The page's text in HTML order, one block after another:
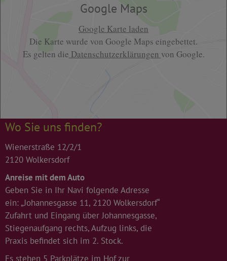
Google Maps
Google Karte laden
Die Karte wurde von Google Maps eingebettet.
Es gelten die Datenschutzerklärungen von Google.
Wo Sie uns finden?
Wienerstraße 12/2/1
2120 Wolkersdorf
Anreise mit dem Auto
Geben Sie in Ihr Navi folgende Adresse
ein: „Johannesgasse 11, 2120 Wolkersdorf“
Zufahrt und Eingang über Johannesgasse,
Stiegenaufgang rechts, Aufzug links, die
Praxis befindet sich im 2. Stock.
Es stehen 5 Parkplätze im Hof zur